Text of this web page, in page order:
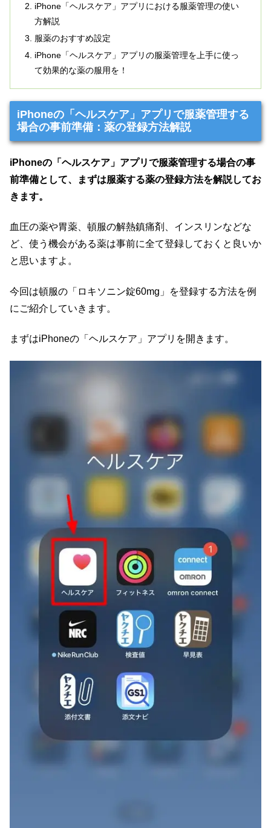
iPhone「ヘルスケア」アプリにおける服薬管理の使い
方解説
服薬のおすすめ設定
iPhone「ヘルスケア」アプリの服薬管理を上手に使っ
て効果的な薬の服用を！
iPhoneの「ヘルスケア」アプリで服薬管理する
場合の事前準備：薬の登録方法解説
iPhoneの「ヘルスケア」アプリで服薬管理する場合の事
前準備として、まずは服薬する薬の登録方法を解説してお
きます。
血圧の薬や胃薬、頓服の解熱鎮痛剤、インスリンなどな
ど、使う機会がある薬は事前に全て登録しておくと良いか
と思いますよ。
今回は頓服の「ロキソニン錠60mg」を登録する方法を例
にご紹介していきます。
まずはiPhoneの「ヘルスケア」アプリを開きます。